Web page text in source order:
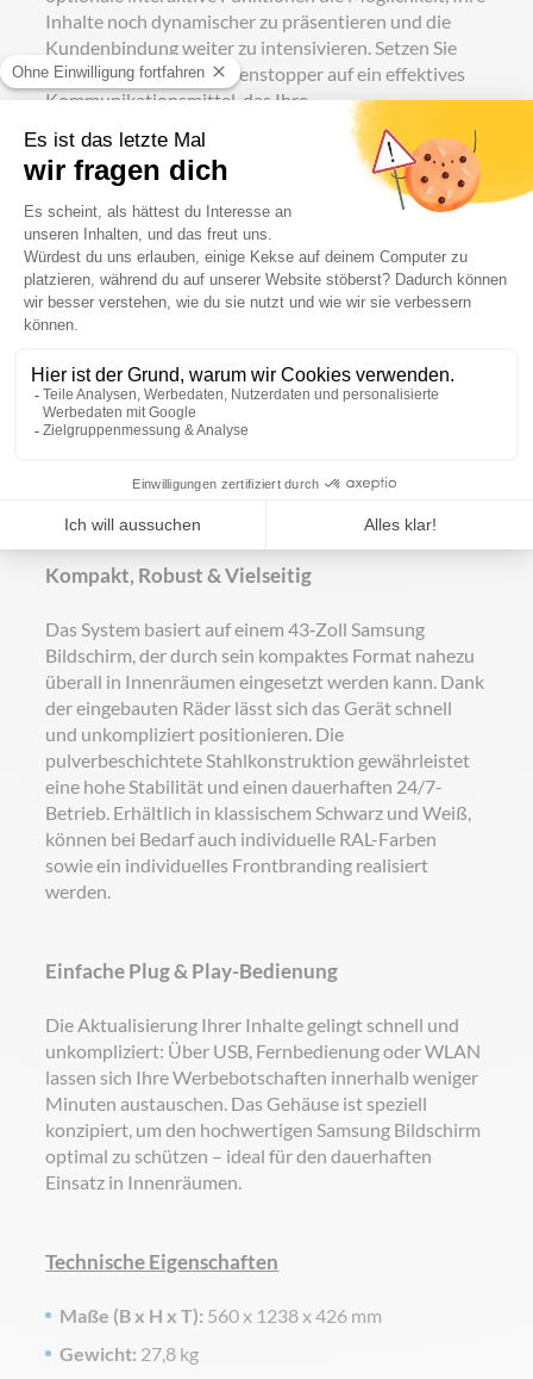
Inhalte noch dynamischer zu präsentieren und die
Kundenbindung weiter zu intensivieren. Setzen Sie
mit dem Digitalen Kundenstopper auf ein effektives
Kommunikationsmittel, das Ihre
Marketingbotschaften gezielt in Szene setzt und Ihre
Markenpräsenz nachhaltig stärkt.
Digitalisierung des klassischen Kundenstoppers
Mit demDigitalen LED Kundenstopper 43"wird der
traditionelle Werbeträger in ein modernes
den Blick direkt auf Ihre Botschaften – sei es in Form
von fesselnden Videos, Diashows oder anderen
visuellen Inhalten. So zieht der Digitale LED
Kundenstopper die Aufmerksamkeit von Passanten
im Gedächtnis bleiben.
Kompakt, Robust & Vielseitig
Das System basiert auf einem 43‑Zoll Samsung
Bildschirm, der durch sein kompaktes Format nahezu
überall in Innenräumen eingesetzt werden kann. Dank
der eingebauten Räder lässt sich das Gerät schnell
und unkompliziert positionieren. Die
pulverbeschichtete Stahlkonstruktion gewährleistet
eine hohe Stabilität und einen dauerhaften 24/7-
Betrieb. Erhältlich in klassischem Schwarz und Weiß,
können bei Bedarf auch individuelle RAL-Farben
sowie ein individuelles Frontbranding realisiert
werden.
Einfache Plug & Play-Bedienung
Die Aktualisierung Ihrer Inhalte gelingt schnell und
unkompliziert: Über USB, Fernbedienung oder WLAN
lassen sich Ihre Werbebotschaften innerhalb weniger
Minuten austauschen. Das Gehäuse ist speziell
konzipiert, um den hochwertigen Samsung Bildschirm
optimal zu schützen – ideal für den dauerhaften
Einsatz in Innenräumen.
Technische Eigenschaften
Maße (B x H x T): 560 x 1238 x 426 mm
Gewicht: 27,8 kg